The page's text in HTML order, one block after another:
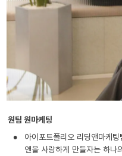
원팀 원마케팅
•
아이포트폴리오 리딩앤마케
앤을 사랑하게 만들자는 하나